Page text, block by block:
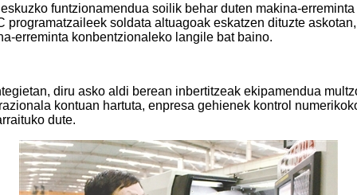
funtzionamendua soilik behar duten makina-
soldata altuagoak eskatzen dituzte
erreminta konbentzionaleko langile bat baino.
diru asko aldi berean inbertitzeak ekipamendua
kontuan hartuta, enpresa gehienek kontrol
dute.